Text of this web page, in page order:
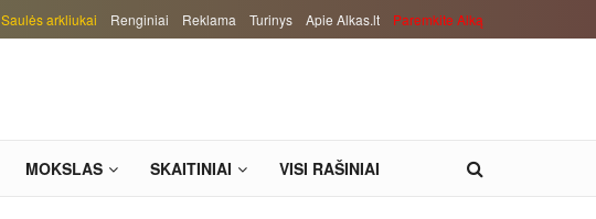
Saulės arkliukai Renginiai Reklama Turinys Apie Alkas.lt Paremkite Alką
MOKSLAS SKAITINIAI VISI RAŠINIAI